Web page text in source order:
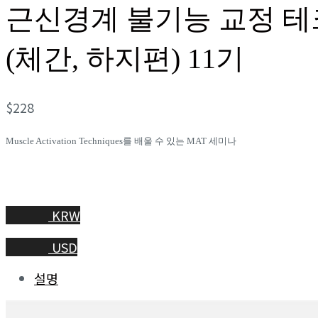
근신경계 불기능 교정
(체간, 하지편) 11기
$228
Muscle Activation Techniques를 배울 수 있는 MAT 세미나
KRW
USD
설명